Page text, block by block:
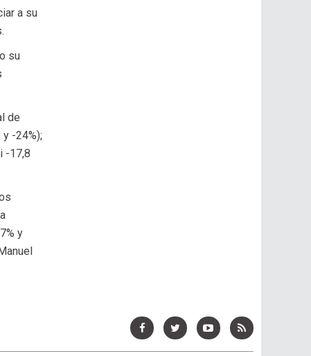
a su
su
de
-24%);
-17,8
y